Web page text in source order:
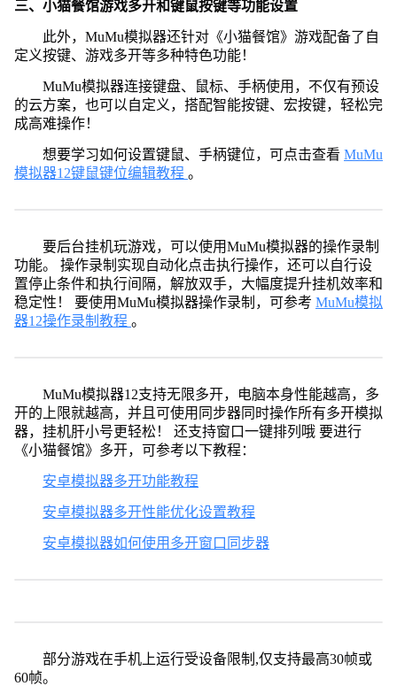
三、小猫餐馆游戏多开和键鼠按键等功能设置
此外，MuMu模拟器还针对《小猫餐馆》游戏配备了自
定义按键、游戏多开等多种特色功能！
MuMu模拟器连接键盘、鼠标、手柄使用，不仅有预设
的云方案，也可以自定义，搭配智能按键、宏按键，轻松完
成高难操作！
想要学习如何设置键鼠、手柄键位，可点击查看 MuMu
模拟器12键鼠键位编辑教程 。
要后台挂机玩游戏，可以使用MuMu模拟器的操作录制
功能。 操作录制实现自动化点击执行操作，还可以自行设
置停止条件和执行间隔，解放双手，大幅度提升挂机效率和
稳定性！ 要使用MuMu模拟器操作录制，可参考 MuMu模拟
器12操作录制教程 。
MuMu模拟器12支持无限多开，电脑本身性能越高，多
开的上限就越高，并且可使用同步器同时操作所有多开模拟
器，挂机肝小号更轻松！ 还支持窗口一键排列哦 要进行
《小猫餐馆》多开，可参考以下教程：
安卓模拟器多开功能教程
安卓模拟器多开性能优化设置教程
安卓模拟器如何使用多开窗口同步器
部分游戏在手机上运行受设备限制,仅支持最高30帧或
60帧。